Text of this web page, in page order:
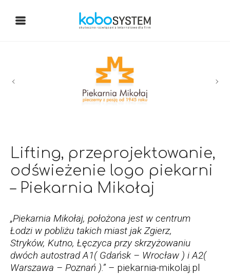
Lifting, przeprojektowanie,
odświeżenie logo piekarni
– Piekarnia Mikołaj
„Piekarnia Mikołaj, położona jest w centrum
Łodzi w pobliżu takich miast jak Zgierz,
Stryków, Kutno, Łęczyca przy skrzyżowaniu
dwóch autostrad A1( Gdańsk – Wrocław ) i A2(
Warszawa – Poznań ).”– piekarnia-mikolaj.pl